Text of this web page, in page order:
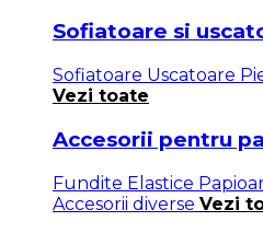
Sofiatoare si
Sofiatoare Uscatoare
Vezi toate
Accesorii pentru
Fundite Elastice
Accesorii diverse Vezi